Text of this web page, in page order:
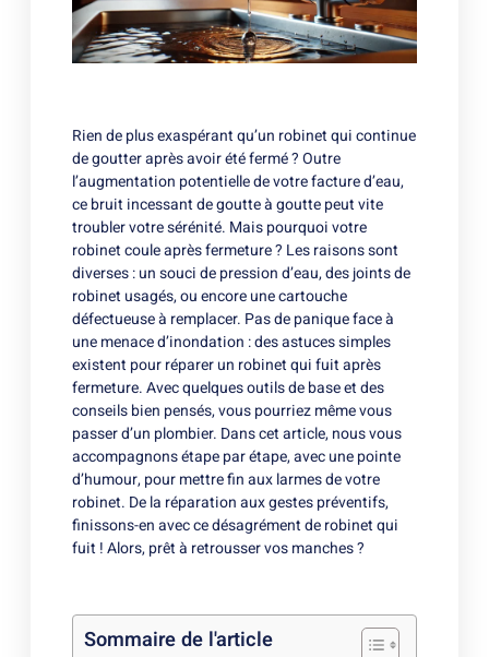
Rien de plus exaspérant qu’un robinet qui continue
de goutter après avoir été fermé ? Outre
l’augmentation potentielle de votre facture d’eau,
ce bruit incessant de goutte à goutte peut vite
troubler votre sérénité. Mais pourquoi votre
robinet coule après fermeture ? Les raisons sont
diverses : un souci de pression d’eau, des joints de
robinet usagés, ou encore une cartouche
défectueuse à remplacer. Pas de panique face à
une menace d’inondation : des astuces simples
existent pour réparer un robinet qui fuit après
fermeture. Avec quelques outils de base et des
conseils bien pensés, vous pourriez même vous
passer d’un plombier. Dans cet article, nous vous
accompagnons étape par étape, avec une pointe
d’humour, pour mettre fin aux larmes de votre
robinet. De la réparation aux gestes préventifs,
finissons-en avec ce désagrément de robinet qui
fuit ! Alors, prêt à retrousser vos manches ?
Sommaire de l'article